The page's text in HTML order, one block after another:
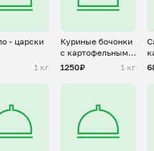
- царски
1 кг
Куриные бочонки
с картофельным
пюре
1250₽ 1 кг